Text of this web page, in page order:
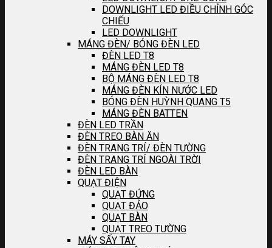
DOWNLIGHT LED ĐIỀU CHỈNH GÓC
CHIẾU
LED DOWNLIGHT
MÁNG ĐÈN/ BÓNG ĐÈN LED
ĐÈN LED T8
MÁNG ĐÈN LED T8
BỘ MÁNG ĐÈN LED T8
MÁNG ĐÈN KÍN NƯỚC LED
BÓNG ĐÈN HUỲNH QUANG T5
MÁNG ĐÈN BATTEN
ĐÈN LED TRẦN
ĐÈN TREO BÀN ĂN
ĐÈN TRANG TRÍ/ ĐÈN TƯỜNG
ĐÈN TRANG TRÍ NGOÀI TRỜI
ĐÈN LED BÀN
QUẠT ĐIỆN
QUẠT ĐỨNG
QUẠT ĐẢO
QUẠT BÀN
QUẠT TREO TƯỜNG
MÁY SẤY TAY